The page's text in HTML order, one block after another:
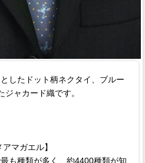
したドット柄ネクタイ、ブルー
ャカード織です。
マガエル】
も種類が多く、約4400種類が知